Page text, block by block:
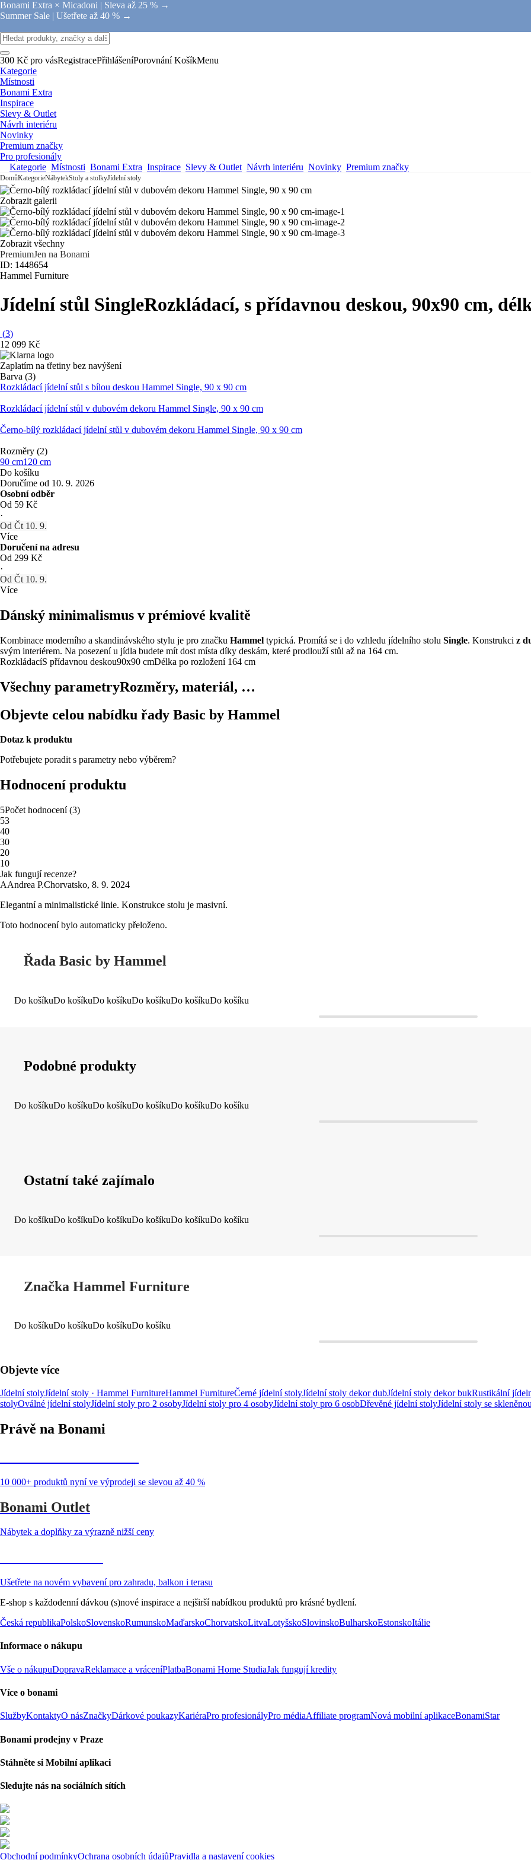
Bonami Extra × Micadoni | Sleva až 25 % →
Summer Sale | Ušetřete až 40 % →
300 Kč pro vásRegistracePřihlášeníPorovnání KošíkMenu
Kategorie
Místnosti
Bonami Extra
Inspirace
Slevy & Outlet
Návrh interiéru
Novinky
Premium značky
Pro profesionály
Kategorie Místnosti Bonami Extra Inspirace Slevy & Outlet Návrh interiéru Novinky Premium značky
DomůKategorieNábytekStoly a stolkyJídelní stoly
Zobrazit galerii
Zobrazit všechny
PremiumJen na Bonami
ID: 1448654
Hammel Furniture
Jídelní stůl SingleRozkládací, s přídavnou deskou, 90x90 cm,
(3)
12 099 Kč
Zaplatím na třetiny bez navýšení
Barva (3)
Rozkládací jídelní stůl s bílou deskou Hammel Single, 90 x 90 cm
Rozkládací jídelní stůl v dubovém dekoru Hammel Single, 90 x 90 cm
Černo-bílý rozkládací jídelní stůl v dubovém dekoru Hammel Single, 90 x 90 cm
Rozměry (2)
90 cm120 cm
Do košíku
Doručíme od 10. 9. 2026
Osobní odběr
Od 59 Kč
·
Od Čt 10. 9.
Více
Doručení na adresu
Od 299 Kč
·
Od Čt 10. 9.
Více
Dánský minimalismus v prémiové kvalitě
Kombinace moderního a skandinávského stylu je pro značku Hammel typická. Promítá se i do vzhledu jídelního stolu Single. Konstrukci z
svým interiérem. Na posezení u jídla budete mít dost místa díky deskám, které prodlouží stůl až na 164 cm.
RozkládacíS přídavnou deskou90x90 cmDélka po rozložení 164 cm
Všechny parametryRozměry, materiál, …
Objevte celou nabídku řady Basic by Hammel
Dotaz k produktu
Potřebujete poradit s parametry nebo výběrem?
Hodnocení produktu
5Počet hodnocení(3)
53
40
30
20
10
Jak fungují recenze?
AAndrea P.Chorvatsko, 8. 9. 2024
Elegantní a minimalistické linie. Konstrukce stolu je masivní.
Toto hodnocení bylo automaticky přeloženo.
Řada Basic by Hammel
Do košíkuDo košíkuDo košíkuDo košíkuDo košíkuDo košíku
Podobné produkty
Do košíkuDo košíkuDo košíkuDo košíkuDo košíkuDo košíku
Ostatní také zajímalo
Do košíkuDo košíkuDo košíkuDo košíkuDo košíkuDo košíku
Značka Hammel Furniture
Do košíkuDo košíkuDo košíkuDo košíku
Objevte více
Jídelní stolyJídelní stoly · Hammel FurnitureHammel FurnitureČerné jídelní stolyJídelní stoly dekor dubJídelní stoly dekor bukRustikální
stolyOválné jídelní stolyJídelní stoly pro 2 osobyJídelní stoly pro 4 osobyJídelní stoly pro 6 osobDřevěné jídelní stolyJídelní stoly se
Právě na Bonami
10 000+ produktů nyní ve výprodeji se slevou až 40 %
Bonami Outlet
Nábytek a doplňky za výrazně nižší ceny
Ušetřete na novém vybavení pro zahradu, balkon i terasu
E-shop s každodenní dávkou (s)nové inspirace a nejširší nabídkou produktů pro krásné bydlení.
Česká republikaPolskoSlovenskoRumunskoMaďarskoChorvatskoLitvaLotyšskoSlovinskoBulharskoEstonskoItálie
Informace o nákupu
Vše o nákupuDopravaReklamace a vráceníPlatbaBonami Home StudiaJak fungují kredity
Více o bonami
SlužbyKontaktyO násZnačkyDárkové poukazyKariéraPro profesionályPro médiaAffiliate programNová mobilní aplikaceBonamiStar
Bonami prodejny v Praze
Stáhněte si Mobilní aplikaci
Sledujte nás na sociálních sítích
Obchodní podmínkyOchrana osobních údajůPravidla a nastavení cookies